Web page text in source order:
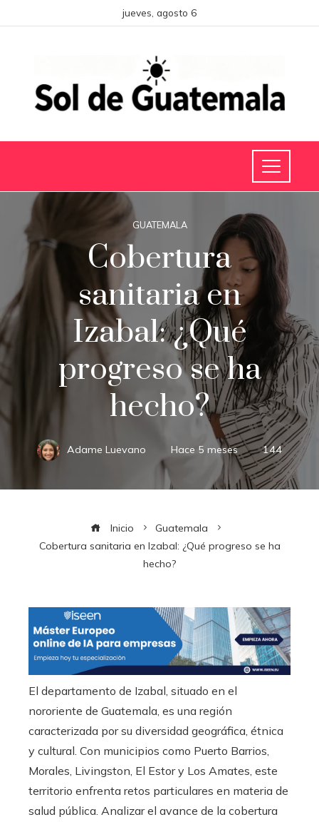
jueves, agosto 6
GUATEMALA
Cobertura
sanitaria en
Izabal: ¿Qué
progreso se ha
hecho?
Adame Luevano Hace 5 meses 144
Inicio
Guatemala
Cobertura sanitaria en Izabal: ¿Qué progreso se ha
hecho?
El departamento de Izabal, situado en el
nororiente de Guatemala, es una región
caracterizada por su diversidad geográfica, étnica
y cultural. Con municipios como Puerto Barrios,
Morales, Livingston, El Estor y Los Amates, este
territorio enfrenta retos particulares en materia de
salud pública. Analizar el avance de la cobertura